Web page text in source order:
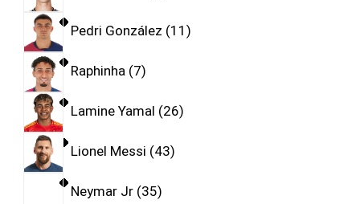
Pedri González 11
Raphinha 7
Lamine Yamal 26
Lionel Messi 43
Neymar Jr 35